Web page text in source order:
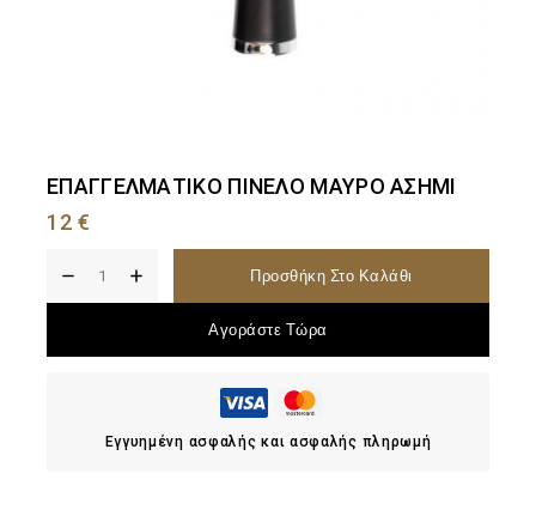
ΕΠΑΓΓΕΛΜΑΤΙΚΟ ΠΙΝΕΛΟ ΜΑΥΡΟ ΑΣΗΜΙ
12€
Προσθήκη Στο Καλάθι
Αγοράστε Τώρα
Εγγυημένη ασφαλής και ασφαλής πληρωμή